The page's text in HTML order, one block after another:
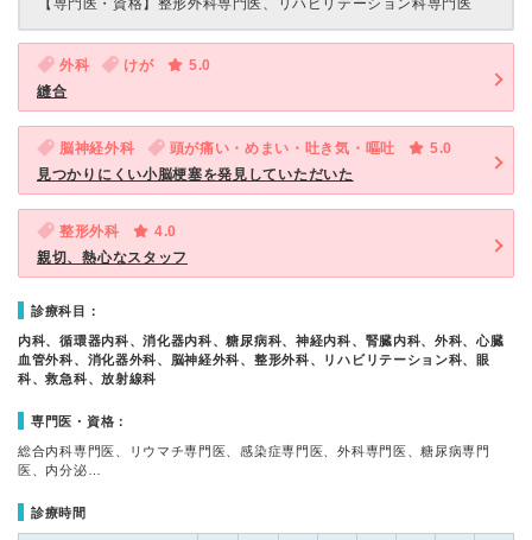
【専門医・資格】 整形外科専門医、リハビリテーション科専門医
外科 けが
5.0
縫合
脳神経外科 頭が痛い・めまい・吐き気・嘔吐
5.0
見つかりにくい小脳梗塞を発見していただいた
整形外科
4.0
親切、熱心なスタッフ
診療科目：
内科、循環器内科、消化器内科、糖尿病科、神経内科、腎臓内科、外科、心臓
血管外科、消化器外科、脳神経外科、整形外科、リハビリテーション科、眼
科、救急科、放射線科
専門医・資格：
総合内科専門医、リウマチ専門医、感染症専門医、外科専門医、糖尿病専門
医、内分泌…
診療時間